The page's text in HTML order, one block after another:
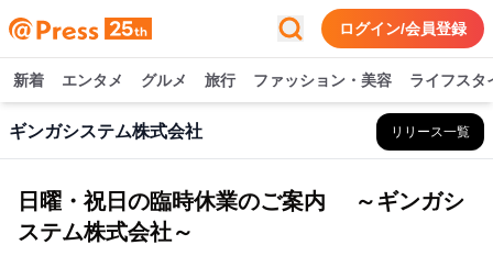
ログイン/会員登録
新着 エンタメ グルメ 旅行 ファッション・美容 ライフスタ
ギンガシステム株式会社 リリース一覧
日曜・祝日の臨時休業のご案内 ～ギンガシ
ステム株式会社～